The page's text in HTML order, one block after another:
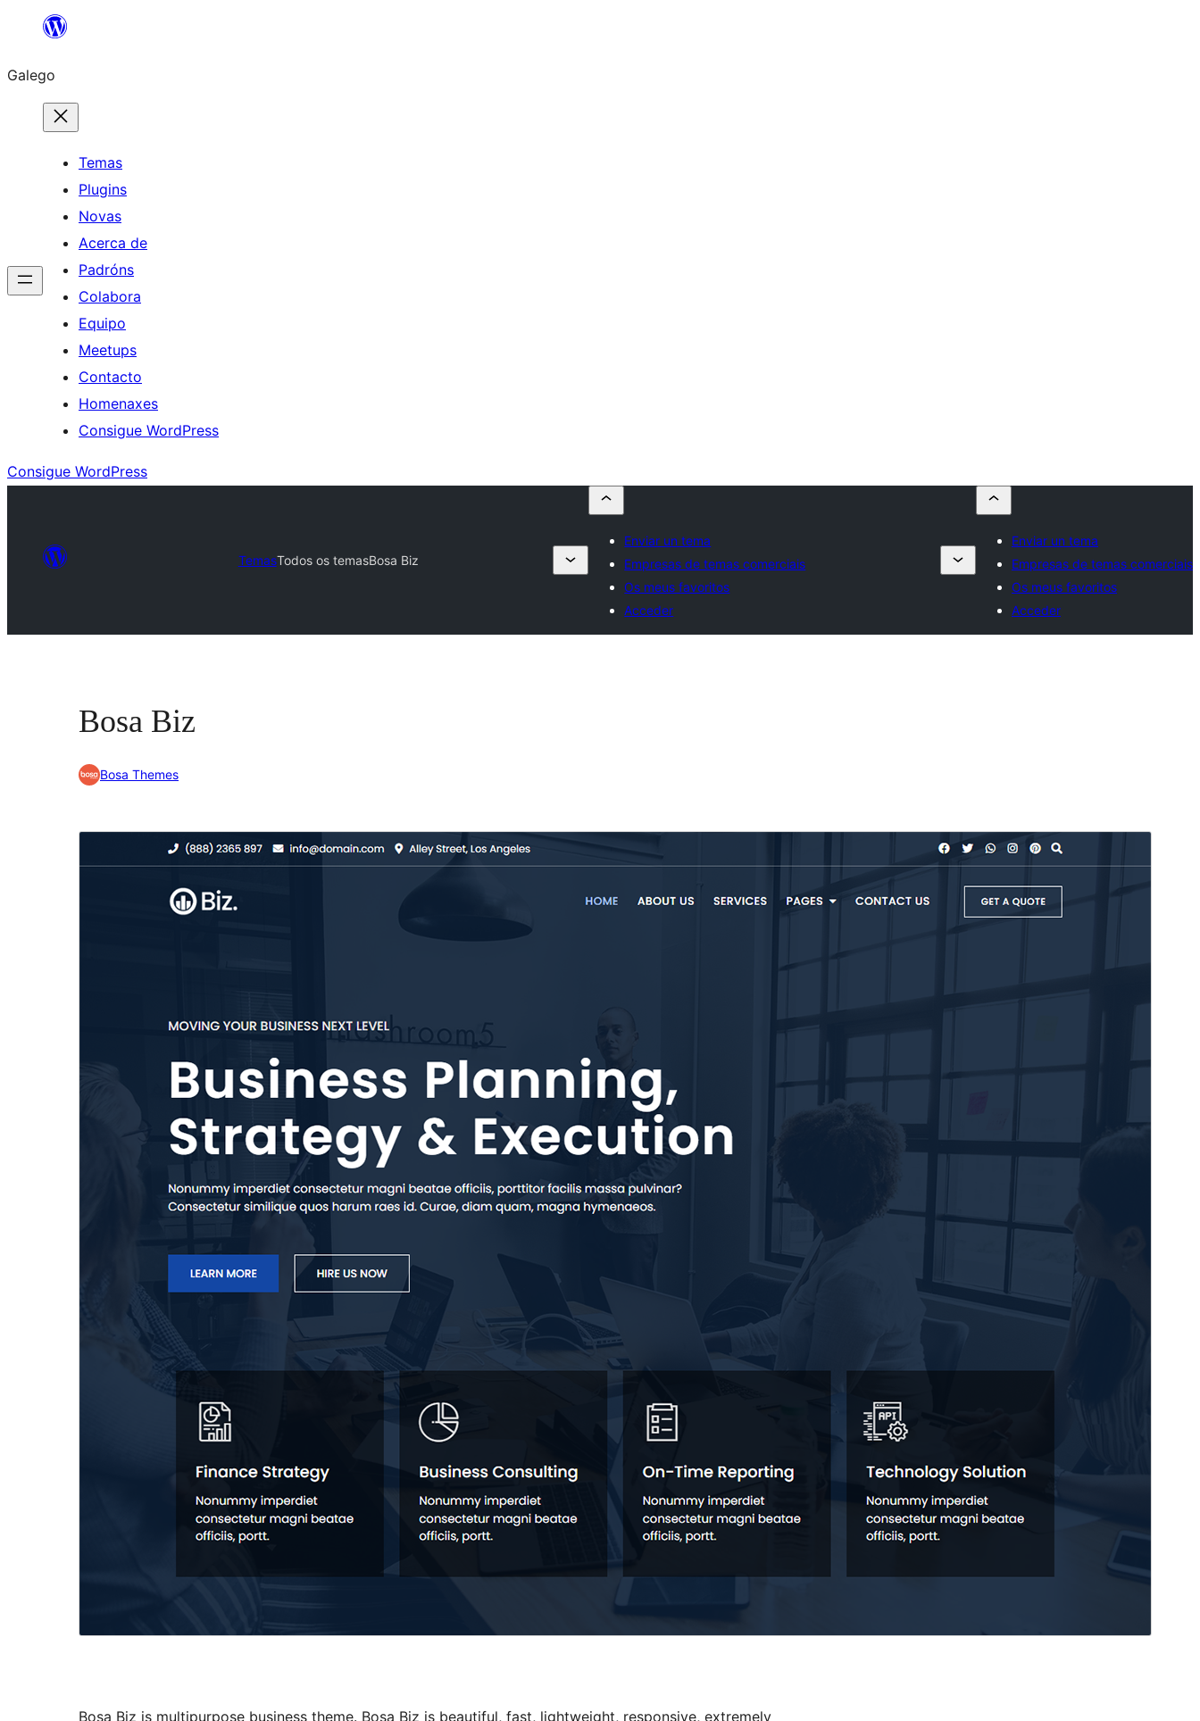
Saltar
contido
Galego
Temas
Plugins
Novas
Acerca de
Padróns
Colabora
Equipo
Meetups
Contacto
Homenaxes
Consigue WordPress
Consigue WordPress
TemasTodos os temasBosa Biz
Enviar un tema
Empresas de temas comerciais
Os meus favoritos
Acceder
Enviar un tema
Empresas de temas comerciais
Os meus favoritos
Acceder
Bosa Biz
Bosa Themes
Tema comercial
Este tema é gratuíto mais ofrece actualizacións ou
soporte comercial de pago.
Versión de WordPress
Páxina de inicio do tema
Bosa Biz is multipurpose business theme. Bosa Biz is beautiful, fast, lightweight, responsive, extremely